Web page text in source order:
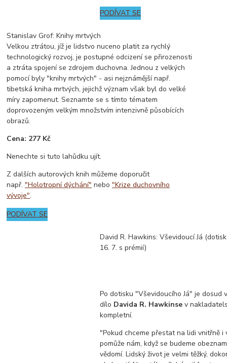
PODÍVAT SE
Stanislav Grof: Knihy mrtvých
Velkou ztrátou, jíž je lidstvo nuceno platit za rychlý
technologický rozvoj, je postupné odcizení se přirozenosti
a ztráta spojení se zdrojem duchovna. Jednou z velkých
pomocí byly "knihy mrtvých" - asi nejznámější např.
tibetská kniha mrtvých, jejichž význam však byl do velké
míry zapomenut. Seznamte se s tímto tématem
doprovozeným velkým množstvím intenzivně působících
obrazů.
Cena: 277 Kč
Nenechte si tuto lahůdku ujít.
Z dalších autorových knih můžeme doporučit
např."Holotropní dýchání" nebo"Krize duchovního
vývoje".
PODÍVAT SE
David R. Hawkins: Vševidoucí Já
16. 7. s prémií)
Po dotisku "Vševidoucího Já" je dosud
dílo Davida R. Hawkinse v
kompletní.
"Pokud chceme přestat na lidi vnitřně i
pomůže nám, když se budeme
vědomí. Lidský život je velmi těžký,